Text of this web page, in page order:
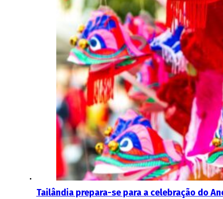
Tailândia prepara-se para a celebração do